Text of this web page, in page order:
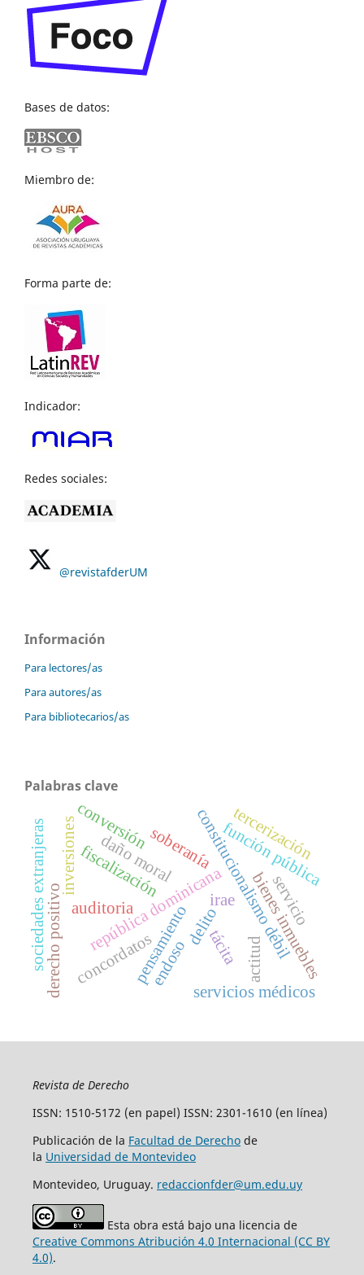
Bases de datos:
Miembro de:
Forma parte de:
Indicador:
Redes sociales:
@revistafderUM
Información
Para lectores/as
Para autores/as
Para bibliotecarios/as
Palabras clave
constitucionalismo débil
república dominicana
fiscalización
auditoria
soberanía
pensamiento actitud
delito
daño moral
servicios médicos
función pública
derecho positivo
inversiones
sociedades extranjeras irae
tercerización
conversión
tácita bienes inmuebles
concordatos
servicio
endoso
Revista de Derecho
ISSN: 1510-5172 (en papel) ISSN: 2301-1610 (en línea)
Publicación de la Facultad de Derechode
la Universidad de Montevideo
Montevideo, Uruguay. redaccionfder@um.edu.uy
Esta obra está bajo una licencia de
Creative Commons Atribución 4.0 Internacional (CC BY
4.0).